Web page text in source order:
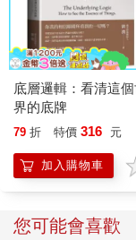
字為「戒嚴、內亂
與內亂」；又因為
爲素材的對話，所以
原書副書名）。本書
彙整而成。雖然內
當時十二月、一月
中，我很大程度上依
內容轉化為文字。
博士也不時提供我
「mediamongu」也
底層邏輯：看清這
界的底牌
79 折 特價 316 元
加入購物車
您可能會喜歡